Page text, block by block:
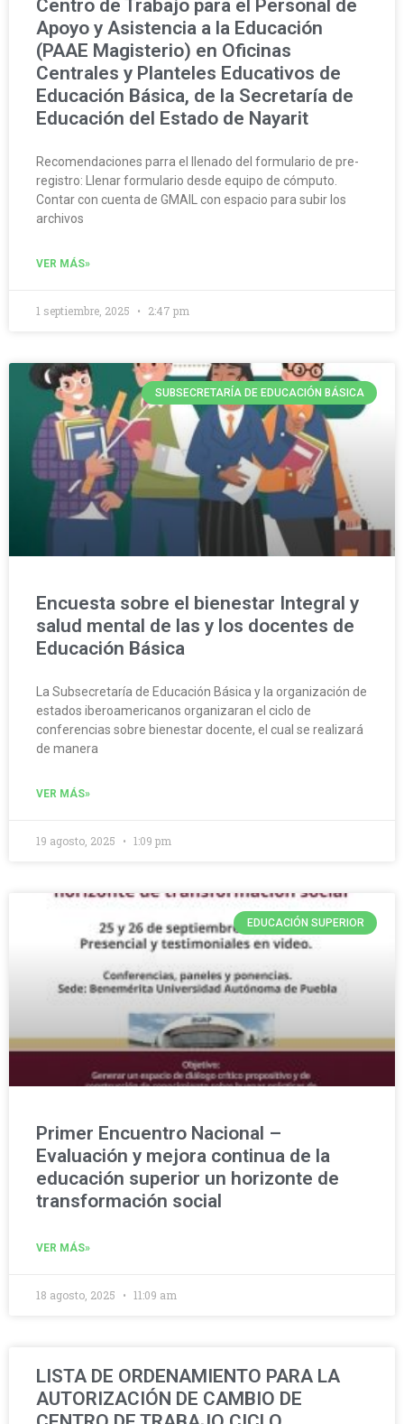
Centro de Trabajo para el Personal de
Apoyo y Asistencia a la Educación
(PAAE Magisterio) en Oficinas
Centrales y Planteles Educativos de
Educación Básica, de la Secretaría de
Educación del Estado de Nayarit
Recomendaciones parra el llenado del formulario de pre-
registro: Llenar formulario desde equipo de cómputo.
Contar con cuenta de GMAIL con espacio para subir los
archivos
VER MÁS»
1 septiembre, 2025 2:47 pm
SUBSECRETARÍA DE EDUCACIÓN BÁSICA
Encuesta sobre el bienestar Integral y
salud mental de las y los docentes de
Educación Básica
La Subsecretaría de Educación Básica y la organización de
estados iberoamericanos organizaran el ciclo de
conferencias sobre bienestar docente, el cual se realizará
de manera
VER MÁS»
19 agosto, 2025 1:09 pm
EDUCACIÓN SUPERIOR
Primer Encuentro Nacional –
Evaluación y mejora continua de la
educación superior un horizonte de
transformación social
VER MÁS»
18 agosto, 2025 11:09 am
LISTA DE ORDENAMIENTO PARA LA
AUTORIZACIÓN DE CAMBIO DE